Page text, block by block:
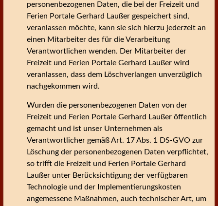
personenbezogenen Daten, die bei der Freizeit und
Ferien Portale Gerhard Laußer gespeichert sind,
veranlassen möchte, kann sie sich hierzu jederzeit an
einen Mitarbeiter des für die Verarbeitung
Verantwortlichen wenden. Der Mitarbeiter der
Freizeit und Ferien Portale Gerhard Laußer wird
veranlassen, dass dem Löschverlangen unverzüglich
nachgekommen wird.
Wurden die personenbezogenen Daten von der
Freizeit und Ferien Portale Gerhard Laußer öffentlich
gemacht und ist unser Unternehmen als
Verantwortlicher gemäß Art. 17 Abs. 1 DS-GVO zur
Löschung der personenbezogenen Daten verpflichtet,
so trifft die Freizeit und Ferien Portale Gerhard
Laußer unter Berücksichtigung der verfügbaren
Technologie und der Implementierungskosten
angemessene Maßnahmen, auch technischer Art, um